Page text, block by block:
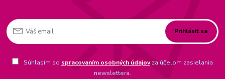
Prihlásiť sa
Súhlasím so spracovaním osobných údajovza účelom zasielania
newslettera.